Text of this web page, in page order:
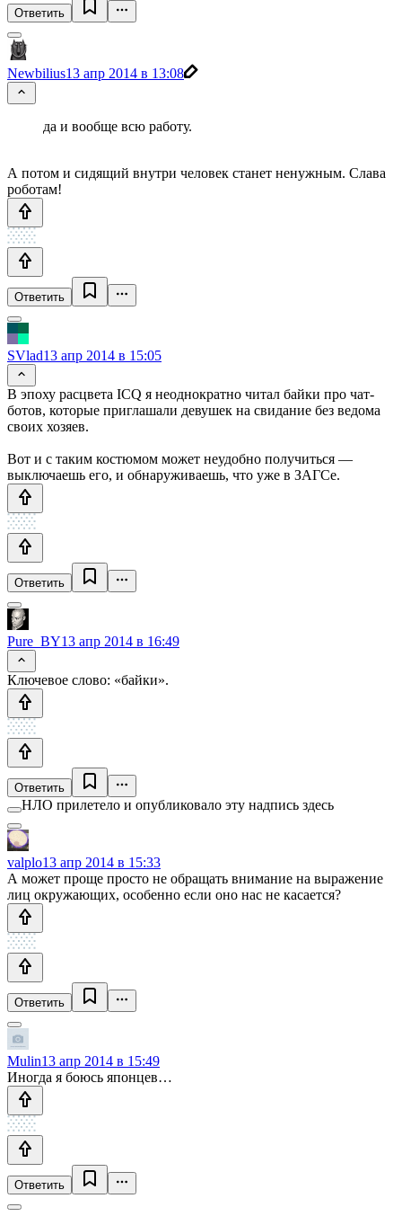
Ответить
Newbilius13 апр 2014 в 13:08
да и вообще всю работу.
А потом и сидящий внутри человек станет ненужным. Слава
роботам!
Ответить
SVlad13 апр 2014 в 15:05
В эпоху расцвета ICQ я неоднократно читал байки про чат-
ботов, которые приглашали девушек на свидание без ведома
своих хозяев.
Вот и с таким костюмом может неудобно получиться —
выключаешь его, и обнаруживаешь, что уже в ЗАГСе.
Ответить
Pure_BY13 апр 2014 в 16:49
Ключевое слово: «байки».
Ответить
НЛО прилетело и опубликовало эту надпись здесь
valplo13 апр 2014 в 15:33
А может проще просто не обращать внимание на выражение
лиц окружающих, особенно если оно нас не касается?
Ответить
Mulin13 апр 2014 в 15:49
Иногда я боюсь японцев…
Ответить